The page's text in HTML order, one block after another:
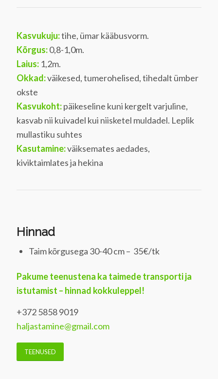
Kasvukuju:tihe, ümar kääbusvorm.
Kõrgus:0,8-1,0m.
Laius:1,2m.
Okkad:väikesed, tumerohelised, tihedalt ümber
okste
Kasvukoht:päikeseline kuni kergelt varjuline,
kasvab nii kuivadel kui niisketel muldadel. Leplik
mullastiku suhtes
Kasutamine:väiksemates aedades,
kiviktaimlates ja hekina
Hinnad
Taim kõrgusega 30-40 cm – 35€/tk
Pakume teenustena ka taimede transporti ja
istutamist – hinnad kokkuleppel!
+372 5858 9019
haljastamine@gmail.com
TEENUSED